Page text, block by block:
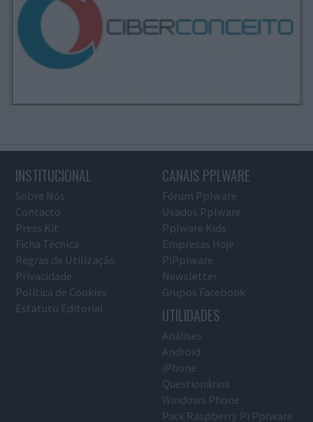
INSTITUCIONAL
Sobre Nós
Contacto
Press Kit
Ficha Técnica
Regras de Utilização
Privacidade
Política de Cookies
Estatuto Editorial
CANAIS PPLWARE
Fórum Pplware
Usados Pplware
Pplware Kids
Empresas Hoje
PiPplware
Newsletter
Grupos Facebook
UTILIDADES
Análises
Android
iPhone
Questionários
Windows Phone
Pack Raspberry Pi Pplware